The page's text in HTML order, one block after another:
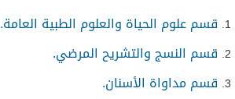
قسم علوم الحياة والعلوم الطبية العامة.
قسم النسج والتشريح المرضي.
قسم مداواة الأسنان.